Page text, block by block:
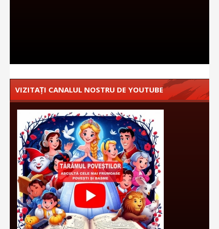
VIZITAȚI CANALUL NOSTRU DE YOUTUBE